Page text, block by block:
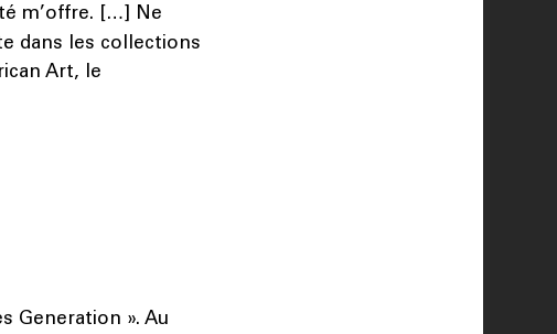
m’offre. […] Ne
dans les collections
Art, le
Generation ». Au